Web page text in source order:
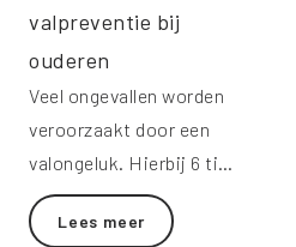
valpreventie bij
ouderen
Veel ongevallen worden
veroorzaakt door een
valongeluk. Hierbij 6 tips
om valongelukken te
voorkomen.
Lees meer